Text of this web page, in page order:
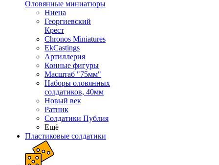
Оловянные миниатюры
Ниена
Георгиевский
Крест
Chronos Miniatures
EkCastings
Артиллерия
Конные фигуры
Масштаб "75мм"
Наборы оловянных
солдатиков, 40мм
Новый век
Ратник
Солдатики Публия
Ещё
Пластиковые солдатики